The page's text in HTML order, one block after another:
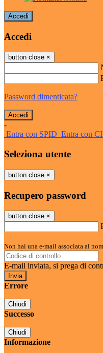
Accedi
Accedi
button close ×
Password dimenticata?
-
Entra con SPID Entra con
Seleziona utente
button close ×
Recupero password
button close ×
Non hai una e-mail associata al
E-mail inviata, si prega di
Errore
Chiudi
Successo
Chiudi
Informazione